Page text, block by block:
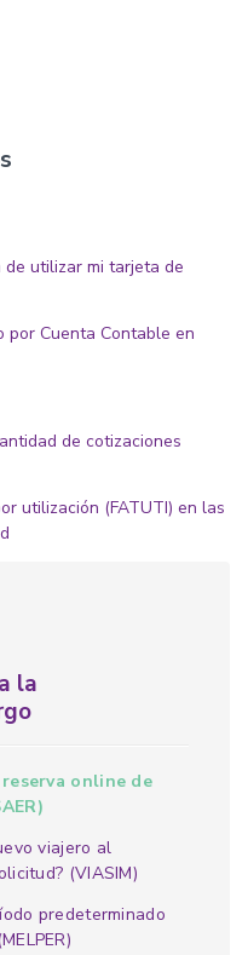
de utilizar mi tarjeta de
por Cuenta Contable en
de cotizaciones
utilización (FATUTI) en las
la
online de
viajero al
(VIASIM)
predeterminado